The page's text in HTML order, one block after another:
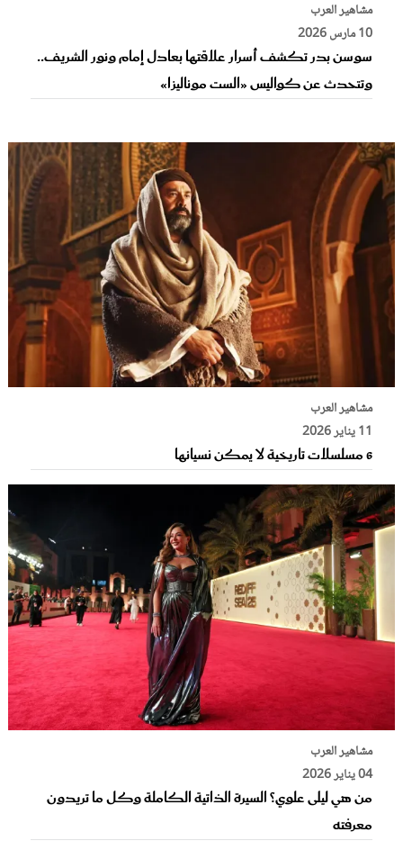
مشاهير العرب
10 مارس 2026
سوسن بدر تكشف أسرار علاقتها بعادل إمام ونور الشريف..
وتتحدث عن كواليس «الست موناليزا»
مشاهير العرب
11 يناير 2026
6 مسلسلات تاريخية لا يمكن نسيانها
مشاهير العرب
04 يناير 2026
من هي ليلى علوي؟ السيرة الذاتية الكاملة وكل ما تريدون
معرفته